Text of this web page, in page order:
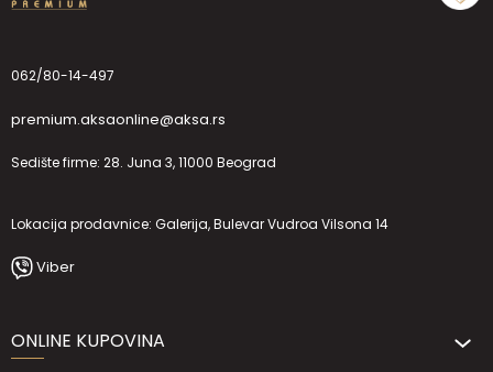
062/80-14-497
premium.aksaonline@aksa.rs
Sedište firme: 28. Juna 3, 11000 Beograd
Lokacija prodavnice: Galerija, Bulevar Vudroa Vilsona 14
Viber
ONLINE KUPOVINA